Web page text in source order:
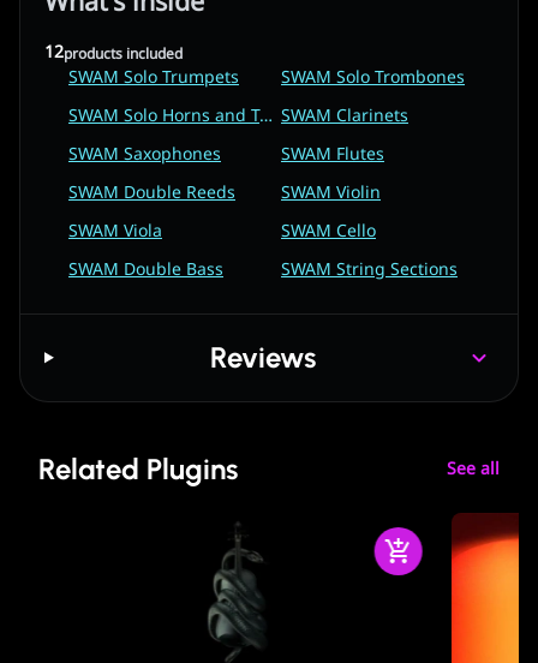
12products included
SWAM Solo Trumpets
SWAM Solo Trombones
SWAM Solo Horns and Tubas SWAM Clarinets
SWAM Saxophones
SWAM Flutes
SWAM Double Reeds
SWAM Violin
SWAM Viola
SWAM Cello
SWAM Double Bass
SWAM String Sections
Reviews
Related Plugins See all